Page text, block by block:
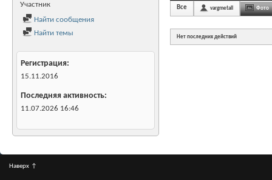
Участник
Найти сообщения
Найти темы
Регистрация
15.11.2016
Последняя активность
11.07.2026 16:46
Все vargmetall Фото
Нет последних действий
Наверх ↑